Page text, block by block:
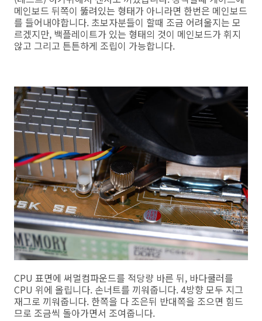
메인보드 뒤쪽이 뚫려있는 형태가 아니라면 한번은 메인보드
를 들어내야합니다. 초보자분들이 할때 조금 어려울지는 모
르겠지만, 백플레이트가 있는 형태의 것이 메인보드가 휘지
않고 그리고 튼튼하게 조립이 가능합니다.
CPU 표면에 써멀컴파운드를 적당량 바른 뒤, 바다쿨러를
CPU 위에 올립니다. 손너트를 끼워줍니다. 4방향 모두 지그
재그로 끼워줍니다. 한쪽을 다 조은뒤 반대쪽을 조으면 힘드
므로 조금씩 돌아가면서 조여줍니다.